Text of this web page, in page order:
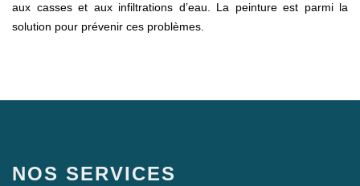
aux casses et aux infiltrations d’eau. La peinture est parmi la
solution pour prévenir ces problèmes.
NOS SERVICES